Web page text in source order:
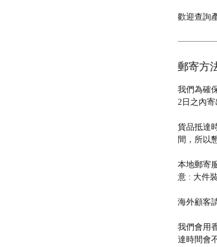
歡迎查詢
郵寄方
我們為確
2日之內寄
貨品抵達
間，所以
本地郵寄
意 : 大件
海外顧客
我們會用
達時間會